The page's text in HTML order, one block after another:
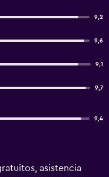
9,2
9,6
9,1
9,7
9,4
asistencia